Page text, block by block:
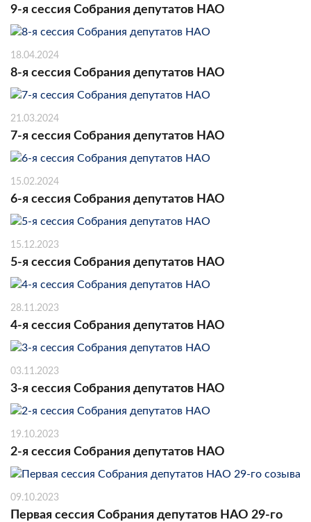
9-я сессия Собрания депутатов НАО
18.04.2024
8-я сессия Собрания депутатов НАО
21.03.2024
7-я сессия Собрания депутатов НАО
15.02.2024
6-я сессия Собрания депутатов НАО
15.12.2023
5-я сессия Собрания депутатов НАО
28.11.2023
4-я сессия Собрания депутатов НАО
03.11.2023
3-я сессия Собрания депутатов НАО
19.10.2023
2-я сессия Собрания депутатов НАО
09.10.2023
Первая сессия Собрания депутатов НАО 29-го